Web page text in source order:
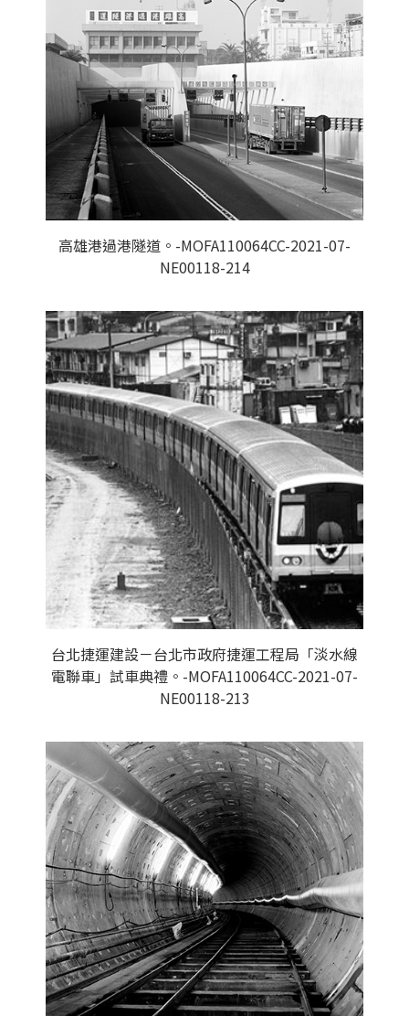
高雄港過港隧道。-MOFA110064CC-2021-07-
NE00118-214
台北捷運建設－台北市政府捷運工程局「淡水線
電聯車」試車典禮。-MOFA110064CC-2021-07-
NE00118-213